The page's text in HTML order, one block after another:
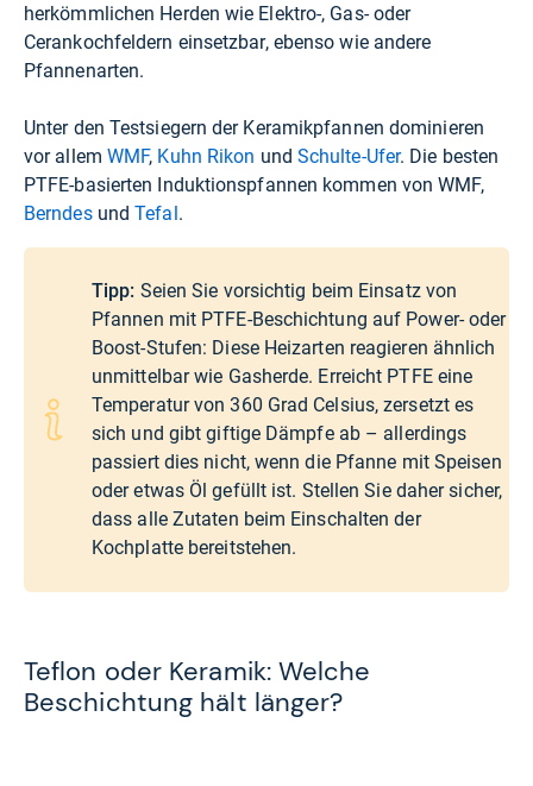
herkömmlichen Herden wie Elektro-, Gas- oder
Cerankochfeldern einsetzbar, ebenso wie andere
Pfannenarten.
Unter den Testsiegern der Keramikpfannen dominieren
vor allem WMF, Kuhn Rikon und Schulte-Ufer. Die besten
PTFE-basierten Induktionspfannen kommen von WMF,
BerndesundTefal.
Tipp: Seien Sie vorsichtig beim Einsatz von
Pfannen mit PTFE-Beschichtung auf Power- oder
Boost-Stufen: Diese Heizarten reagieren ähnlich
unmittelbar wie Gasherde. Erreicht PTFE eine
Temperatur von 360 Grad Celsius, zersetzt es
sich und gibt giftige Dämpfe ab – allerdings
passiert dies nicht, wenn die Pfanne mit Speisen
oder etwas Öl gefüllt ist. Stellen Sie daher sicher,
dass alle Zutaten beim Einschalten der
Kochplatte bereitstehen.
Teflon oder Keramik: Welche
Beschichtung hält länger?